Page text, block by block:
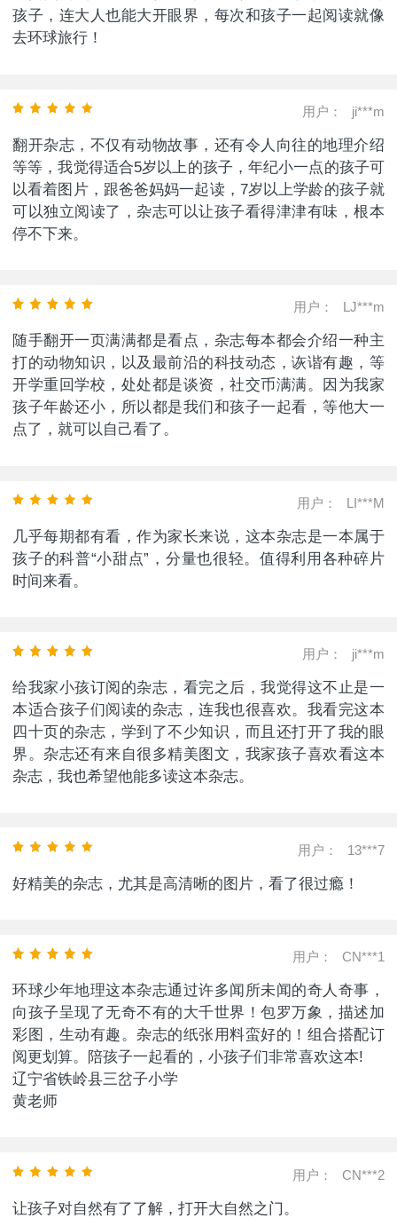
孩子，连大人也能大开眼界，每次和孩子一起阅读就像
去环球旅行！
用户： ji***m
翻开杂志，不仅有动物故事，还有令人向往的地理介绍
等等，我觉得适合5岁以上的孩子，年纪小一点的孩子可
以看着图片，跟爸爸妈妈一起读，7岁以上学龄的孩子就
可以独立阅读了，杂志可以让孩子看得津津有味，根本
停不下来。
用户： LJ***m
随手翻开一页满满都是看点，杂志每本都会介绍一种主
打的动物知识，以及最前沿的科技动态，诙谐有趣，等
开学重回学校，处处都是谈资，社交币满满。因为我家
孩子年龄还小，所以都是我们和孩子一起看，等他大一
点了，就可以自己看了。
用户： LI***M
几乎每期都有看，作为家长来说，这本杂志是一本属于
孩子的科普“小甜点”，分量也很轻。值得利用各种碎片
时间来看。
用户： ji***m
给我家小孩订阅的杂志，看完之后，我觉得这不止是一
本适合孩子们阅读的杂志，连我也很喜欢。我看完这本
四十页的杂志，学到了不少知识，而且还打开了我的眼
界。杂志还有来自很多精美图文，我家孩子喜欢看这本
杂志，我也希望他能多读这本杂志。
用户： 13***7
好精美的杂志，尤其是高清晰的图片，看了很过瘾！
用户： CN***1
环球少年地理这本杂志通过许多闻所未闻的奇人奇事，
向孩子呈现了无奇不有的大千世界！包罗万象，描述加
彩图，生动有趣。杂志的纸张用料蛮好的！组合搭配订
阅更划算。陪孩子一起看的，小孩子们非常喜欢这本!
辽宁省铁岭县三岔子小学
黄老师
用户： CN***2
让孩子对自然有了了解，打开大自然之门。